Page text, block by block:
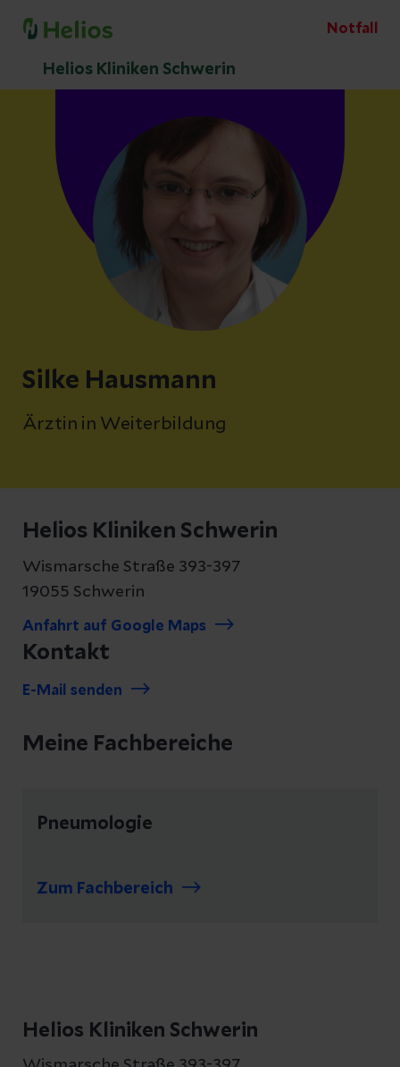
Notfall
Helios Kliniken Schwerin
Silke Hausmann
Ärztin in Weiterbildung
Helios Kliniken Schwerin
Wismarsche Straße 393-397
19055 Schwerin
Anfahrt auf Google Maps
Kontakt
E-Mail senden
Meine Fachbereiche
Pneumologie
Zum Fachbereich
Helios Kliniken Schwerin